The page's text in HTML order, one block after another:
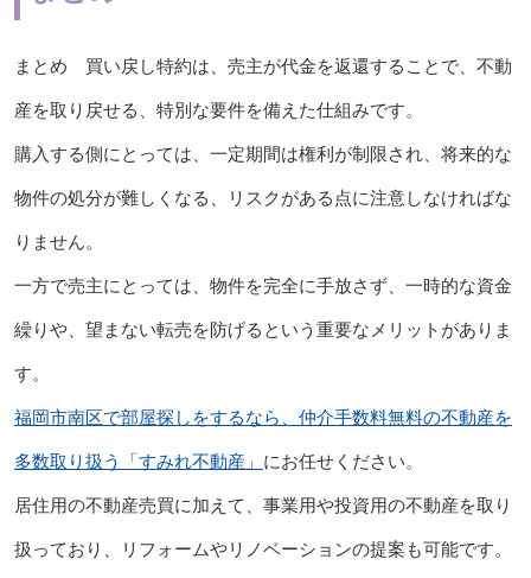
まとめ 買い戻し特約は、売主が代金を返還することで、不動
産を取り戻せる、特別な要件を備えた仕組みです。
購入する側にとっては、一定期間は権利が制限され、将来的な
物件の処分が難しくなる、リスクがある点に注意しなければな
りません。
一方で売主にとっては、物件を完全に手放さず、一時的な資金
繰りや、望まない転売を防げるという重要なメリットがありま
す。
福岡市南区で部屋探しをするなら、仲介手数料無料の不動産を
多数取り扱う「すみれ不動産」 にお任せください。
居住用の不動産売買に加えて、事業用や投資用の不動産を取り
扱っており、リフォームやリノベーションの提案も可能です。